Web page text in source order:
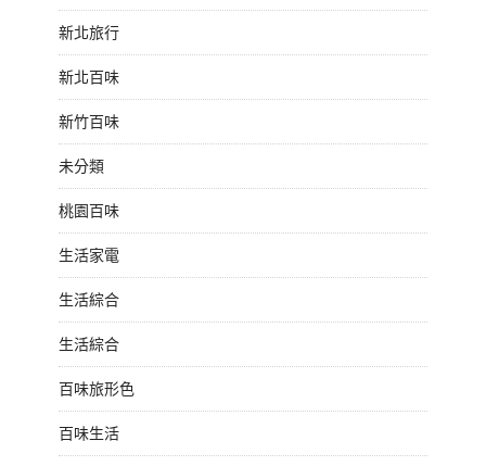
新北旅行
新北百味
新竹百味
未分類
桃園百味
生活家電
生活綜合
生活綜合
百味旅形色
百味生活